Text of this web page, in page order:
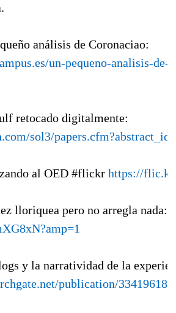
análisis de Coronaciao:
un-pequeno-analisis-de-
retocado digitalmente:
sol3/
al OED #flickr https://
lloriquea pero no arregla nada:
y la narratividad de la
publication/33419618